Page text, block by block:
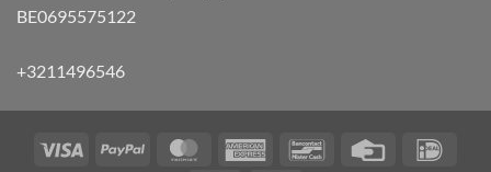
BE0695575122
+3211496546
Visa PayPal MasterCardAmerican
BancontactCarte